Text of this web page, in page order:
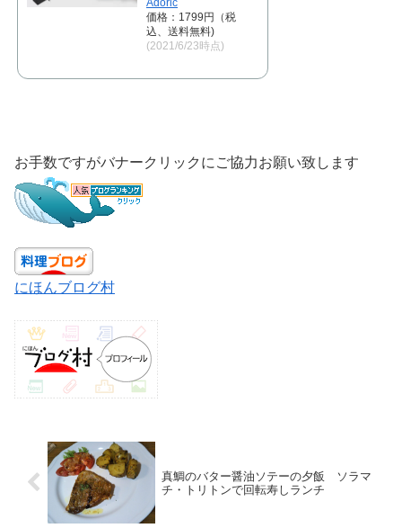
価格：1799円（税
込、送料無料)
(2021/6/23時点)
お手数ですがバナークリックにご協力お願い致します
にほんブログ村
真鯛のバター醤油ソテーの夕飯 ソラマ
チ・トリトンで回転寿しランチ